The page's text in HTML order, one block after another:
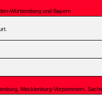
Württemberg und Bayern
Mecklenburg-Vorpommern,